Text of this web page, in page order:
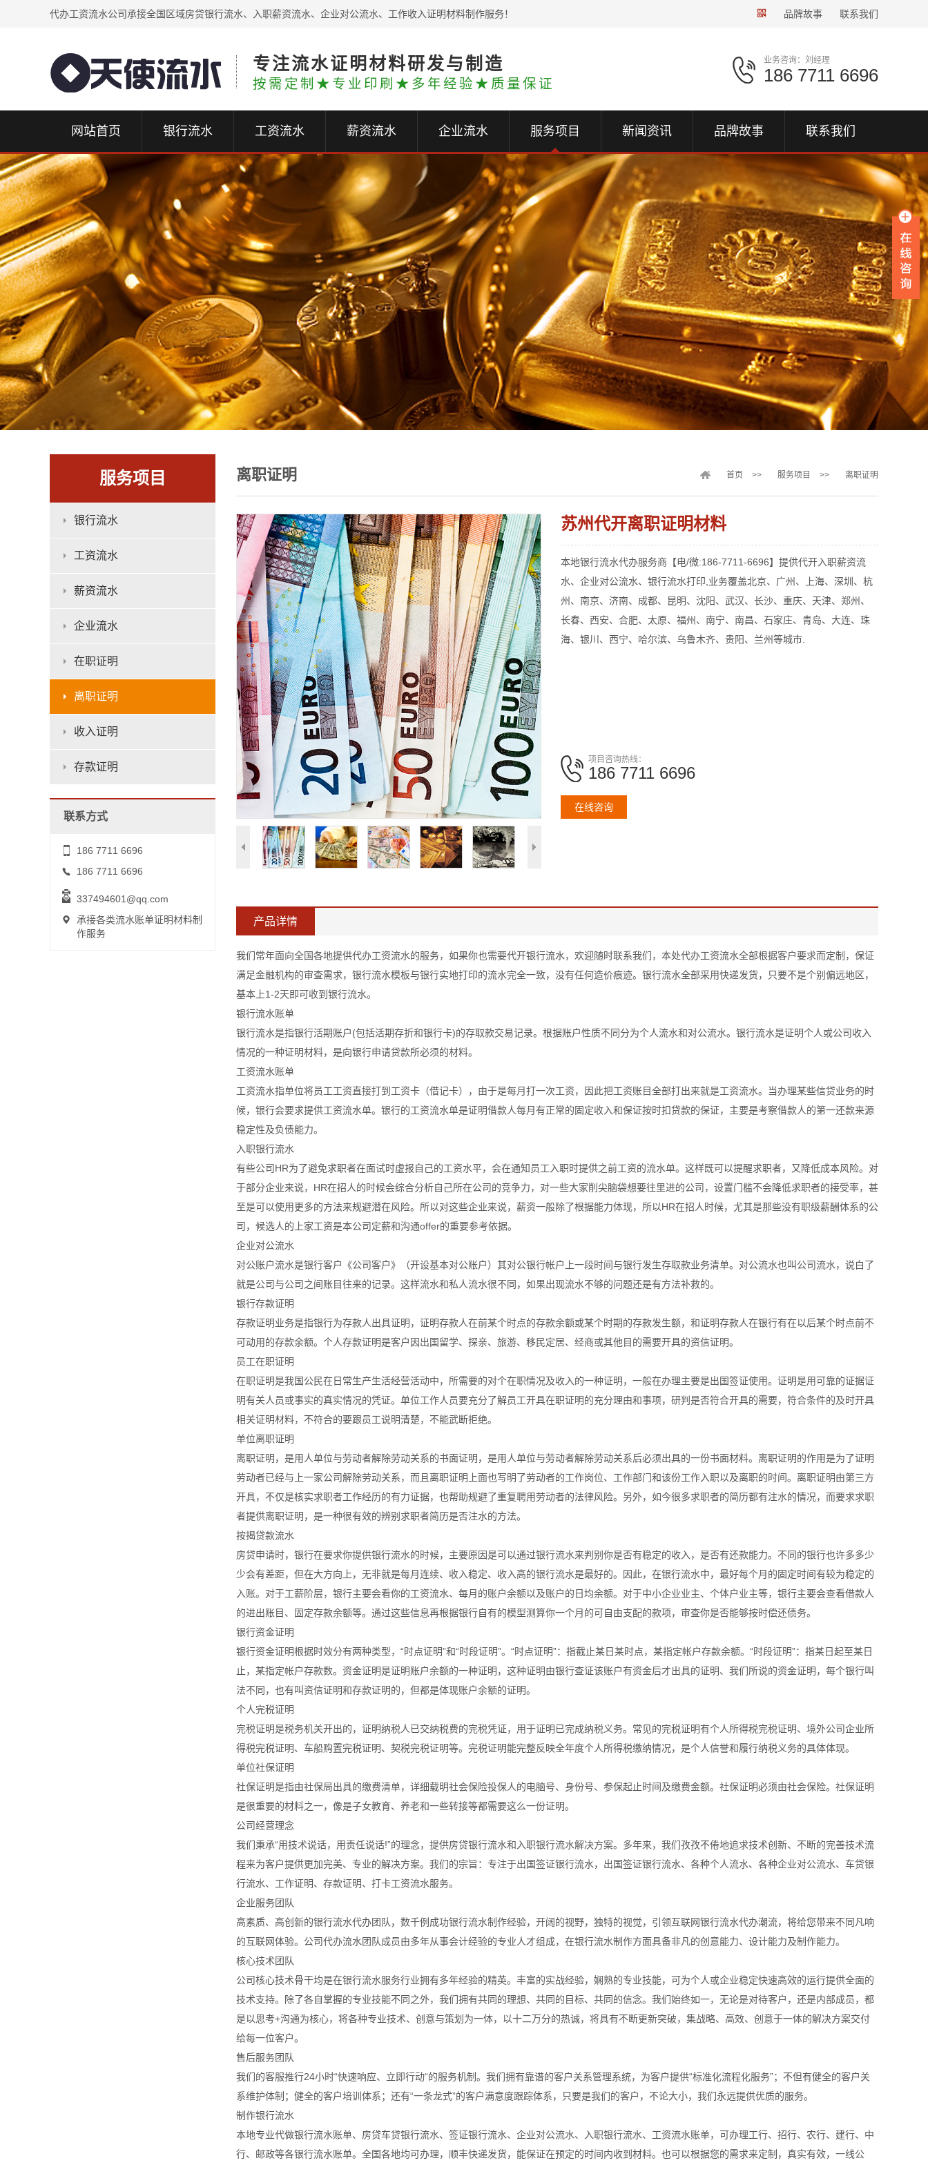
代办工资流水公司承接全国区域房贷银行流水、入职薪资流水、企业对公流水、工作收入证明材料制作服务！ 品牌故事 联系我们
专注流水证明材料研发与制造
按需定制★专业印刷★多年经验★质量保证
业务咨询：刘经理
186 7711 6696
网站首页 银行流水 工资流水 薪资流水 企业流水 服务项目 新闻资讯 品牌故事 联系我们
服务项目
银行流水
工资流水
薪资流水
企业流水
在职证明
离职证明
收入证明
存款证明
联系方式
186 7711 6696
186 7711 6696
337494601@qq.com
承接各类流水账单证明材料制
作服务
离职证明 首页 >> 服务项目 >> 离职证明
苏州代开离职证明材料
本地银行流水代办服务商【电/微:186-7711-6696】提供代开入职薪资流
水、企业对公流水、银行流水打印,业务覆盖北京、广州、上海、深圳、杭
州、南京、济南、成都、昆明、沈阳、武汉、长沙、重庆、天津、郑州、
长春、西安、合肥、太原、福州、南宁、南昌、石家庄、青岛、大连、珠
海、银川、西宁、哈尔滨、乌鲁木齐、贵阳、兰州等城市.
项目咨询热线：
186 7711 6696
在线咨询
产品详情
我们常年面向全国各地提供代办工资流水的服务，如果你也需要代开银行流水，欢迎随时联系我们，本处代办工资流水全部根据客户要求而定制，保证
满足金融机构的审查需求，银行流水模板与银行实地打印的流水完全一致，没有任何造价痕迹。银行流水全部采用快递发货，只要不是个别偏远地区，
基本上1-2天即可收到银行流水。
银行流水账单
银行流水是指银行活期账户(包括活期存折和银行卡)的存取款交易记录。根据账户性质不同分为个人流水和对公流水。银行流水是证明个人或公司收入
情况的一种证明材料，是向银行申请贷款所必须的材料。
工资流水账单
工资流水指单位将员工工资直接打到工资卡（借记卡），由于是每月打一次工资，因此把工资账目全部打出来就是工资流水。当办理某些信贷业务的时
候，银行会要求提供工资流水单。银行的工资流水单是证明借款人每月有正常的固定收入和保证按时扣贷款的保证，主要是考察借款人的第一还款来源
稳定性及负债能力。
入职银行流水
有些公司HR为了避免求职者在面试时虚报自己的工资水平，会在通知员工入职时提供之前工资的流水单。这样既可以提醒求职者，又降低成本风险。对
于部分企业来说，HR在招人的时候会综合分析自己所在公司的竞争力，对一些大家削尖脑袋想要往里进的公司，设置门槛不会降低求职者的接受率，甚
至是可以使用更多的方法来规避潜在风险。所以对这些企业来说，薪资一般除了根据能力体现，所以HR在招人时候，尤其是那些没有职级薪酬体系的公
司，候选人的上家工资是本公司定薪和沟通offer的重要参考依据。
企业对公流水
对公账户流水是银行客户《公司客户》（开设基本对公账户）其对公银行帐户上一段时间与银行发生存取款业务清单。对公流水也叫公司流水，说白了
就是公司与公司之间账目往来的记录。这样流水和私人流水很不同，如果出现流水不够的问题还是有方法补救的。
银行存款证明
存款证明业务是指银行为存款人出具证明，证明存款人在前某个时点的存款余额或某个时期的存款发生额，和证明存款人在银行有在以后某个时点前不
可动用的存款余额。个人存款证明是客户因出国留学、探亲、旅游、移民定居、经商或其他目的需要开具的资信证明。
员工在职证明
在职证明是我国公民在日常生产生活经营活动中，所需要的对个在职情况及收入的一种证明，一般在办理主要是出国签证使用。证明是用可靠的证据证
明有关人员或事实的真实情况的凭证。单位工作人员要充分了解员工开具在职证明的充分理由和事项，研判是否符合开具的需要，符合条件的及时开具
相关证明材料，不符合的要跟员工说明清楚，不能武断拒绝。
单位离职证明
离职证明，是用人单位与劳动者解除劳动关系的书面证明，是用人单位与劳动者解除劳动关系后必须出具的一份书面材料。离职证明的作用是为了证明
劳动者已经与上一家公司解除劳动关系，而且离职证明上面也写明了劳动者的工作岗位、工作部门和该份工作入职以及离职的时间。离职证明由第三方
开具，不仅是核实求职者工作经历的有力证据，也帮助规避了重复聘用劳动者的法律风险。另外，如今很多求职者的简历都有注水的情况，而要求求职
者提供离职证明，是一种很有效的辨别求职者简历是否注水的方法。
按揭贷款流水
房贷申请时，银行在要求你提供银行流水的时候，主要原因是可以通过银行流水来判别你是否有稳定的收入，是否有还款能力。不同的银行也许多多少
少会有差距，但在大方向上，无非就是每月连续、收入稳定、收入高的银行流水是最好的。因此，在银行流水中，最好每个月的固定时间有较为稳定的
入账。对于工薪阶层，银行主要会看你的工资流水、每月的账户余额以及账户的日均余额。对于中小企业业主、个体户业主等，银行主要会查看借款人
的进出账目、固定存款余额等。通过这些信息再根据银行自有的模型测算你一个月的可自由支配的款项，审查你是否能够按时偿还债务。
银行资金证明
银行资金证明根据时效分有两种类型，“时点证明”和“时段证明”。“时点证明”：指截止某日某时点，某指定帐户存款余额。“时段证明”：指某日起至某日
止，某指定帐户存款数。资金证明是证明账户余额的一种证明，这种证明由银行查证该账户有资金后才出具的证明、我们所说的资金证明，每个银行叫
法不同，也有叫资信证明和存款证明的，但都是体现账户余额的证明。
个人完税证明
完税证明是税务机关开出的，证明纳税人已交纳税费的完税凭证，用于证明已完成纳税义务。常见的完税证明有个人所得税完税证明、境外公司企业所
得税完税证明、车船购置完税证明、契税完税证明等。完税证明能完整反映全年度个人所得税缴纳情况，是个人信誉和履行纳税义务的具体体现。
单位社保证明
社保证明是指由社保局出具的缴费清单，详细载明社会保险投保人的电脑号、身份号、参保起止时间及缴费金额。社保证明必须由社会保险。社保证明
是很重要的材料之一，像是子女教育、养老和一些转接等都需要这么一份证明。
公司经营理念
我们秉承“用技术说话，用责任说话!”的理念，提供房贷银行流水和入职银行流水解决方案。多年来，我们孜孜不倦地追求技术创新、不断的完善技术流
程来为客户提供更加完美、专业的解决方案。我们的宗旨：专注于出国签证银行流水，出国签证银行流水、各种个人流水、各种企业对公流水、车贷银
行流水、工作证明、存款证明、打卡工资流水服务。
企业服务团队
高素质、高创新的银行流水代办团队，数千例成功银行流水制作经验，开阔的视野，独特的视觉，引领互联网银行流水代办潮流，将给您带来不同凡响
的互联网体验。公司代办流水团队成员由多年从事会计经验的专业人才组成，在银行流水制作方面具备非凡的创意能力、设计能力及制作能力。
核心技术团队
公司核心技术骨干均是在银行流水服务行业拥有多年经验的精英。丰富的实战经验，娴熟的专业技能，可为个人或企业稳定快速高效的运行提供全面的
技术支持。除了各自掌握的专业技能不同之外，我们拥有共同的理想、共同的目标、共同的信念。我们始终如一，无论是对待客户，还是内部成员，都
是以思考+沟通为核心，将各种专业技术、创意与策划为一体，以十二万分的热诚，将具有不断更新突破，集战略、高效、创意于一体的解决方案交付
给每一位客户。
售后服务团队
我们的客服推行24小时“快速响应、立即行动“的服务机制。我们拥有靠谱的客户关系管理系统，为客户提供“标准化流程化服务”；不但有健全的客户关
系维护体制；健全的客户培训体系；还有“一条龙式”的客户满意度跟踪体系，只要是我们的客户，不论大小，我们永远提供优质的服务。
制作银行流水
本地专业代做银行流水账单、房贷车贷银行流水、签证银行流水、企业对公流水、入职银行流水、工资流水账单，可办理工行、招行、农行、建行、中
行、邮政等各银行流水账单。全国各地均可办理，顺丰快递发货，能保证在预定的时间内收到材料。也可以根据您的需求来定制，真实有效，一线公